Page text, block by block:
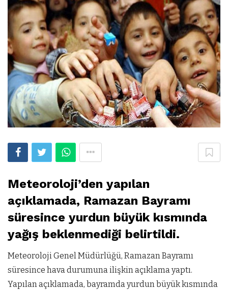
Meteoroloji’den yapılan
açıklamada, Ramazan Bayramı
süresince yurdun büyük kısmında
yağış beklenmediği belirtildi.
Meteoroloji Genel Müdürlüğü, Ramazan Bayramı
süresince hava durumuna ilişkin açıklama yaptı.
Yapılan açıklamada, bayramda yurdun büyük kısmında